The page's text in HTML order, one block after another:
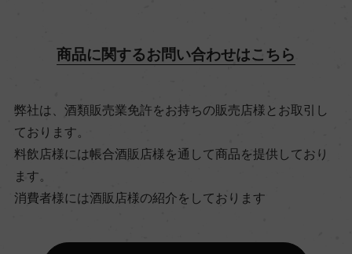
ビオ情報・認証機関
ビオロジック, Agriculture Biologique
有機JAS認証
ー
商品に関するお問い合わせはこちら
弊社は、酒類販売業免許をお持ちの販売店様とお取引し
ております。
料飲店様には帳合酒販店様を通して商品を提供しており
ます。
消費者様には酒販店様の紹介をしております